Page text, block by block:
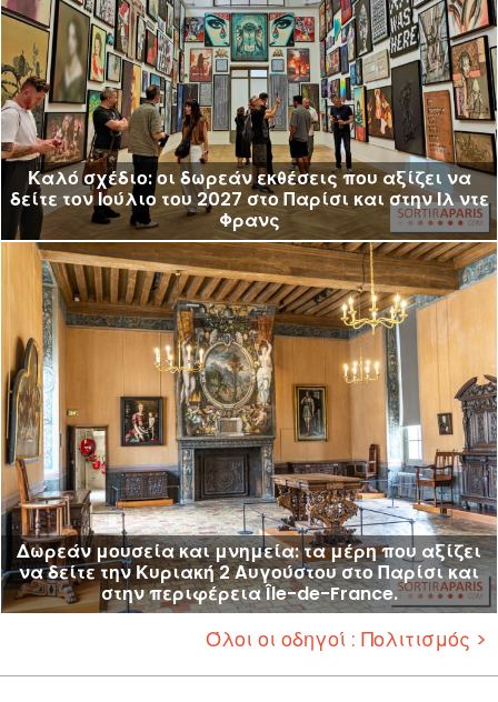
Καλό σχέδιο: οι δωρεάν εκθέσεις που αξίζει να
δείτε τον Ιούλιο του 2027 στο Παρίσι και στην Ιλ ντε
Φρανς
Δωρεάν μουσεία και μνημεία: τα μέρη που αξίζει
να δείτε την Κυριακή 2 Αυγούστου στο Παρίσι και
στην περιφέρεια Île-de-France.
Όλοι οι οδηγοί : Πολιτισμός >